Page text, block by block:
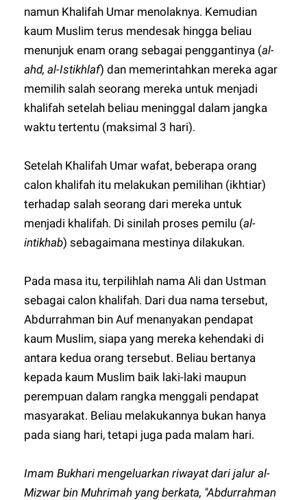
namun Khalifah Umar menolaknya. Kemudian
kaum Muslim terus mendesak hingga beliau
menunjuk enam orang sebagai penggantinya (al-
ahd, al-Istikhlaf) dan memerintahkan mereka agar
memilih salah seorang mereka untuk menjadi
khalifah setelah beliau meninggal dalam jangka
waktu tertentu (maksimal 3 hari).
Setelah Khalifah Umar wafat, beberapa orang
calon khalifah itu melakukan pemilihan (ikhtiar)
terhadap salah seorang dari mereka untuk
menjadi khalifah. Di sinilah proses pemilu (al-
intikhab) sebagaimana mestinya dilakukan.
Pada masa itu, terpilihlah nama Ali dan Ustman
sebagai calon khalifah. Dari dua nama tersebut,
Abdurrahman bin Auf menanyakan pendapat
kaum Muslim, siapa yang mereka kehendaki di
antara kedua orang tersebut. Beliau bertanya
kepada kaum Muslim baik laki-laki maupun
perempuan dalam rangka menggali pendapat
masyarakat. Beliau melakukannya bukan hanya
pada siang hari, tetapi juga pada malam hari.
Imam Bukhari mengeluarkan riwayat dari jalur al-
Mizwar bin Muhrimah yang berkata, "Abdurrahman